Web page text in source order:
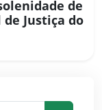
de
Justiça do